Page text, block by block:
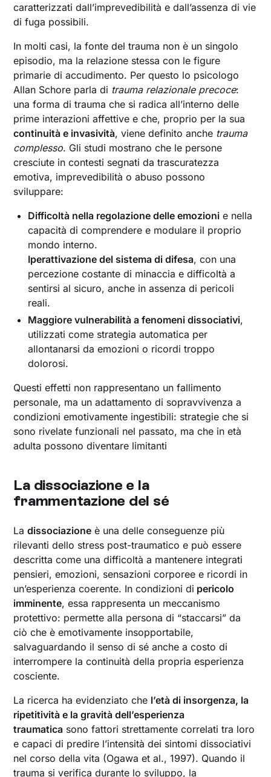
caratterizzati dall’imprevedibilità e dall’assenza di vie
di fuga possibili.
In molti casi, la fonte del trauma non è un singolo
episodio, ma la relazione stessa con le figure
primarie di accudimento. Per questo lo psicologo
Allan Schore parla di trauma relazionale precoce:
una forma di trauma che si radica all’interno delle
prime interazioni affettive e che, proprio per la sua
continuità e invasività, viene definito anche trauma
complesso. Gli studi mostrano che le persone
cresciute in contesti segnati da trascuratezza
emotiva, imprevedibilità o abuso possono
sviluppare:
Difficoltà nella regolazione delle emozioni e nella
capacità di comprendere e modulare il proprio
mondo interno.
Iperattivazione del sistema di difesa, con una
percezione costante di minaccia e difficoltà a
sentirsi al sicuro, anche in assenza di pericoli
reali.
Maggiore vulnerabilità a fenomeni dissociativi,
utilizzati come strategia automatica per
allontanarsi da emozioni o ricordi troppo
dolorosi.
Questi effetti non rappresentano un fallimento
personale, ma un adattamento di sopravvivenza a
condizioni emotivamente ingestibili: strategie che si
sono rivelate funzionali nel passato, ma che in età
adulta possono diventare limitanti
La dissociazione e la
frammentazione del sé
Ladissociazione è una delle conseguenze più
rilevanti dello stress post-traumatico e può essere
descritta come una difficoltà a mantenere integrati
pensieri, emozioni, sensazioni corporee e ricordi in
un’esperienza coerente. In condizioni di pericolo
imminente, essa rappresenta un meccanismo
protettivo: permette alla persona di “staccarsi” da
ciò che è emotivamente insopportabile,
salvaguardando il senso di sé anche a costo di
interrompere la continuità della propria esperienza
cosciente.
La ricerca ha evidenziato che l’età di insorgenza, la
ripetitività e la gravità dell’esperienza
traumatica sono fattori strettamente correlati tra loro
e capaci di predire l’intensità dei sintomi dissociativi
nel corso della vita (Ogawa et al., 1997). Quando il
trauma si verifica durante lo sviluppo, la